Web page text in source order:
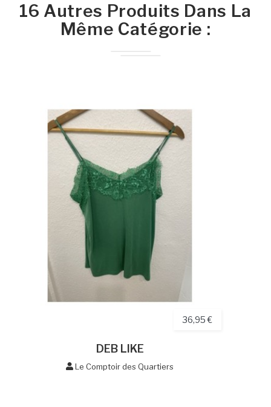
16 Autres Produits Dans La
Même Catégorie :
36,95 €
DEB LIKE
Le Comptoir des Quartiers